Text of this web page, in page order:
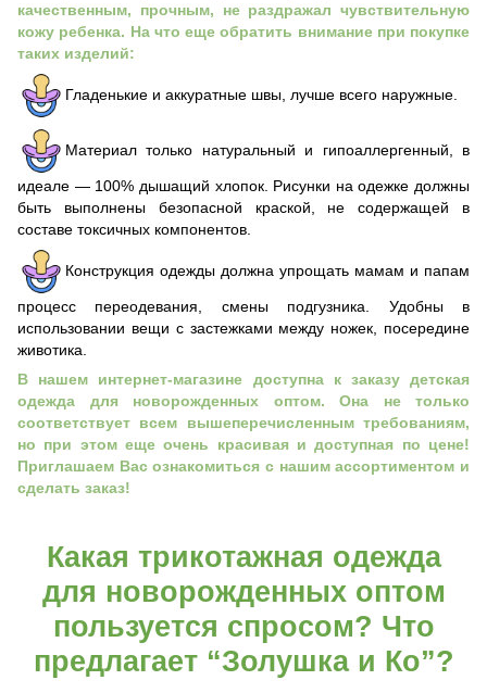
качественным, прочным, не раздражал чувствительную
кожу ребенка. На что еще обратить внимание при покупке
таких изделий:
Гладенькие и аккуратные швы, лучше всего наружные.
Материал только натуральный и гипоаллергенный, в
идеале — 100% дышащий хлопок. Рисунки на одежке должны
быть выполнены безопасной краской, не содержащей в
составе токсичных компонентов.
Конструкция одежды должна упрощать мамам и папам
процесс переодевания, смены подгузника. Удобны в
использовании вещи с застежками между ножек, посередине
животика.
В нашем интернет-магазине доступна к заказу детская
одежда для новорожденных оптом. Она не только
соответствует всем вышеперечисленным требованиям,
но при этом еще очень красивая и доступная по цене!
Приглашаем Вас ознакомиться с нашим ассортиментом и
сделать заказ!
Какая трикотажная одежда
для новорожденных оптом
пользуется спросом? Что
предлагает “Золушка и Ко”?